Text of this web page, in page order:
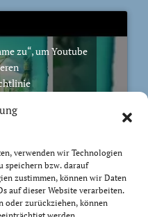
verwenden wir Technologien
speichern bzw. darauf
zustimmen, können wir Daten
auf dieser Website verarbeiten.
oder zurückziehen, können
zu“, um Youtube
zu